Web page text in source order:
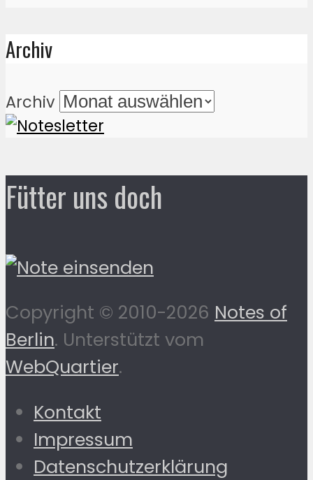
Archiv
Archiv
Fütter uns doch
Copyright © 2010-2026 Notes of
Berlin. Unterstützt vom
WebQuartier.
Kontakt
Impressum
Datenschutzerklärung